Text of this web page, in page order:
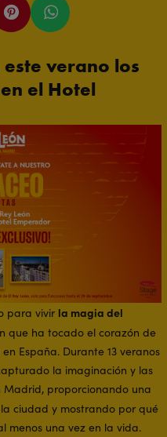
este verano los
el Hotel
para vivir la magia del
que ha tocado el corazón de
España. Durante 13 veranos
la imaginación y las
Madrid, proporcionando una
ciudad y mostrando por qué
menos una vez en la vida.